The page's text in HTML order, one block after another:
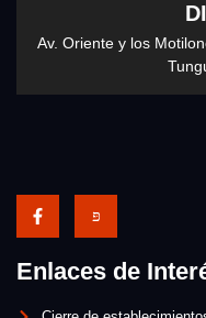
Av. Oriente y los
Enlaces de